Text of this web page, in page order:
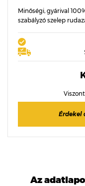
Minőségi, gyárival
szabályzó szelep
Érdekel
Az